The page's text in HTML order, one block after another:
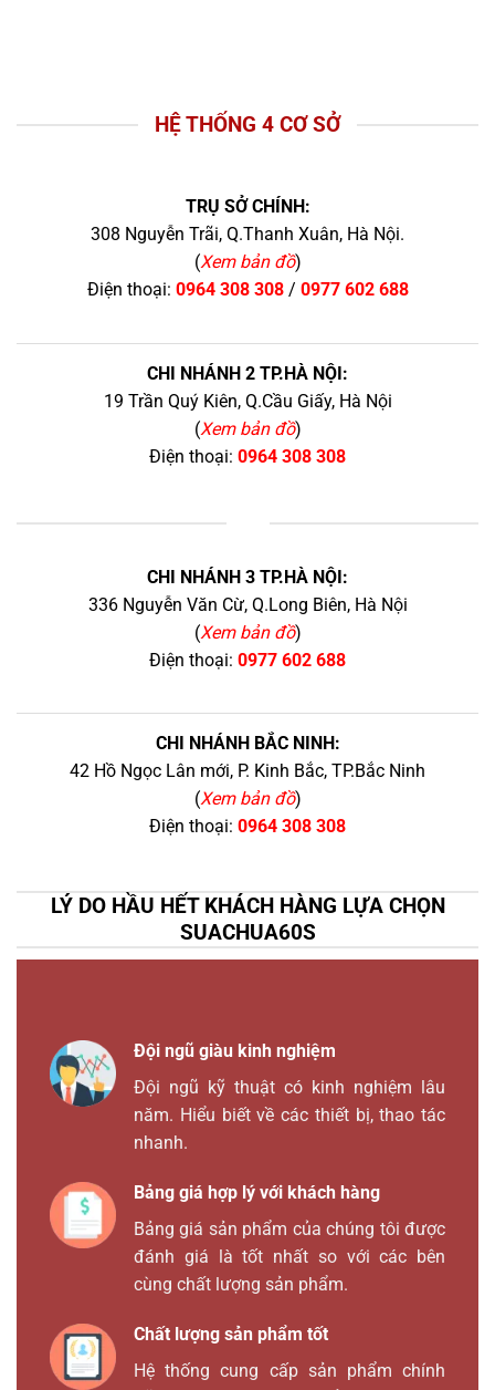
HỆ THỐNG 4 CƠ SỞ
TRỤ SỞ CHÍNH:
308 Nguyễn Trãi, Q.Thanh Xuân, Hà Nội.
(Xem bản đồ)
Điện thoại: 0964 308 308/ 0977 602 688
CHI NHÁNH 2 TP.HÀ NỘI:
19 Trần Quý Kiên, Q.Cầu Giấy, Hà Nội
(Xem bản đồ)
Điện thoại: 0964 308 308
CHI NHÁNH 3 TP.HÀ NỘI:
336 Nguyễn Văn Cừ, Q.Long Biên, Hà Nội
(Xem bản đồ)
Điện thoại: 0977 602 688
CHI NHÁNH BẮC NINH:
42 Hồ Ngọc Lân mới, P. Kinh Bắc, TP.Bắc Ninh
(Xem bản đồ)
Điện thoại: 0964 308 308
LÝ DO HẦU HẾT KHÁCH HÀNG LỰA CHỌN
SUACHUA60S
Đội ngũ giàu kinh nghiệm
Đội ngũ kỹ thuật có kinh nghiệm lâu
năm. Hiểu biết về các thiết bị, thao tác
nhanh.
Bảng giá hợp lý với khách hàng
Bảng giá sản phẩm của chúng tôi được
đánh giá là tốt nhất so với các bên
cùng chất lượng sản phẩm.
Chất lượng sản phẩm tốt
Hệ thống cung cấp sản phẩm chính